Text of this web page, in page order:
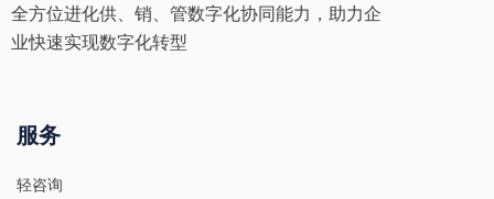
全方位进化供、销、管数字化协同能力，助力企
业快速实现数字化转型
服务
轻咨询